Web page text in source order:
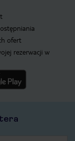
ofert
rezerwacji w